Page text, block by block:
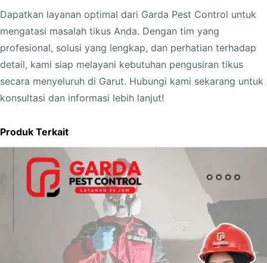
Dapatkan layanan optimal dari Garda Pest Control untuk
mengatasi masalah tikus Anda. Dengan tim yang
profesional, solusi yang lengkap, dan perhatian terhadap
detail, kami siap melayani kebutuhan pengusiran tikus
secara menyeluruh di Garut. Hubungi kami sekarang untuk
konsultasi dan informasi lebih lanjut!
Produk Terkait